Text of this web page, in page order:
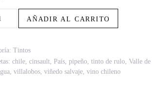
AÑADIR AL CARRITO
Tintos
chile cinsault País pipeño tinto de rulo Valle de
villalobos viñedo salvaje vino chileno